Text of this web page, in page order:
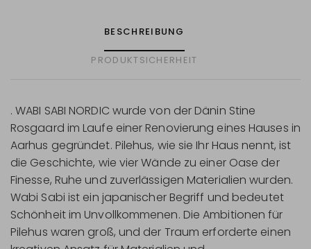
BESCHREIBUNG
PRODUKTSICHERHEIT
. WABI SABI NORDIC wurde von der Dänin Stine
Rosgaard im Laufe einer Renovierung eines Hauses in
Aarhus gegründet. Pilehus, wie sie Ihr Haus nennt, ist
die Geschichte, wie vier Wände zu einer Oase der
Finesse, Ruhe und zuverlässigen Materialien wurden.
Wabi Sabi ist ein japanischer Begriff und bedeutet
Schönheit im Unvollkommenen. Die Ambitionen für
Pilehus waren groß, und der Traum erforderte einen